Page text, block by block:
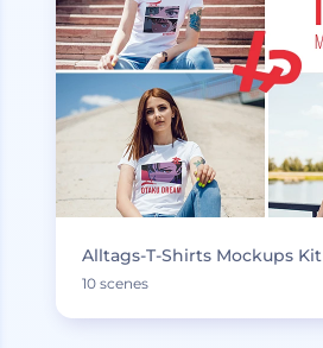
Alltags-T-Shirts Mockups Kit
10 scenes